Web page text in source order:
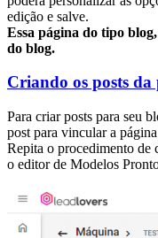
edição e salve.
Essa página do tipo
do blog.
Criando os posts
Para criar posts para seu
post para vincular a
Repita o procedimento de
o editor de Modelos